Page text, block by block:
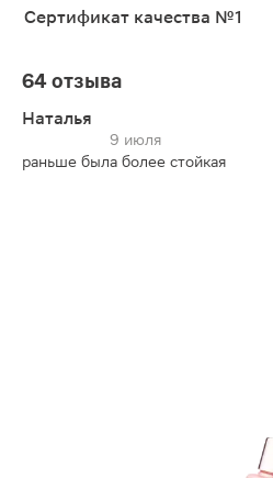
Сертификат качества №1
64 отзыва
Наталья
9 июля
раньше была более стойкая